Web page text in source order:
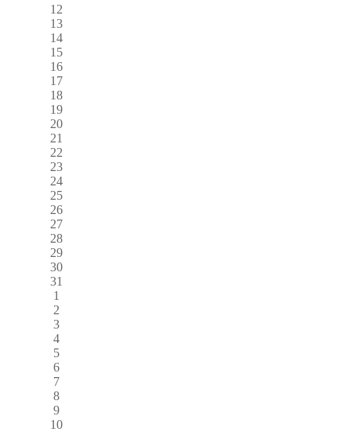
12
13
14
15
16
17
18
19
20
21
22
23
24
25
26
27
28
29
30
31
1
2
3
4
5
6
7
8
9
10